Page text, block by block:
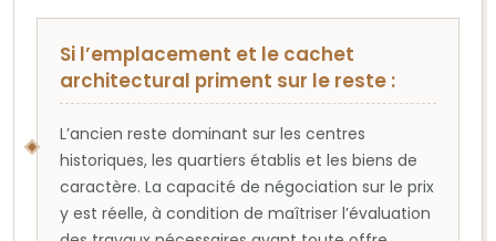
Si l’emplacement et le cachet
architectural priment sur le reste :
L’ancien reste dominant sur les centres
historiques, les quartiers établis et les biens de
caractère. La capacité de négociation sur le prix
y est réelle, à condition de maîtriser l’évaluation